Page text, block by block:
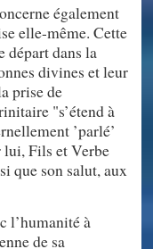
également
elle-même. Cette
départ dans la
divines et leur
prise de
"s’étend à
’parlé’
lui, Fils et Verbe
que son salut, aux
l’humanité à
de sa